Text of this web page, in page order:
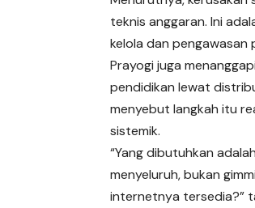
teknis anggaran. Ini
kelola dan pengawasan
Prayogi juga
pendidikan lewat
menyebut langkah itu
sistemik.
“Yang dibutuhkan
menyeluruh, bukan
internetnya tersedia?”